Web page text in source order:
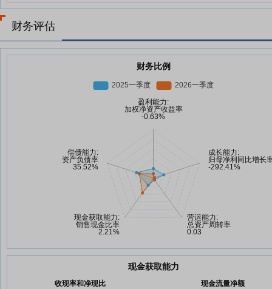
财务评估
财务比例
现金获取能力
收现率和净现比
现金流量净额